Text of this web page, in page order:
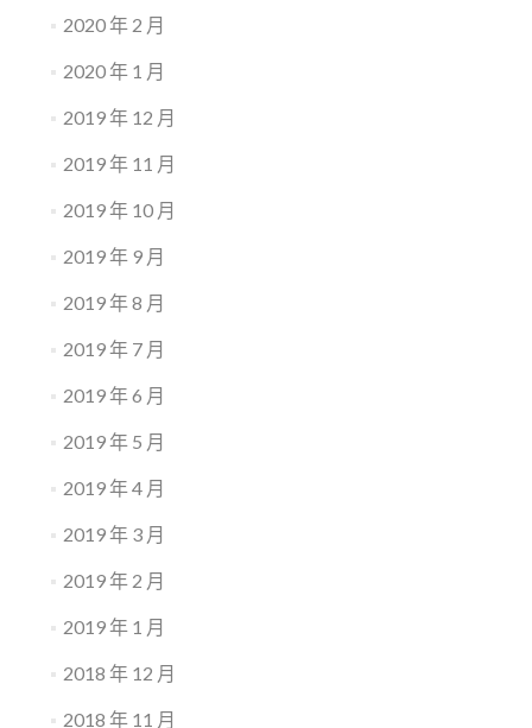
2020 年 2 月
2020 年 1 月
2019 年 12 月
2019 年 11 月
2019 年 10 月
2019 年 9 月
2019 年 8 月
2019 年 7 月
2019 年 6 月
2019 年 5 月
2019 年 4 月
2019 年 3 月
2019 年 2 月
2019 年 1 月
2018 年 12 月
2018 年 11 月